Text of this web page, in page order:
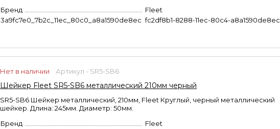
Бренд
Fleet
3a9fc7e0_7b2c_11ec_80c0_a8a1590de8ec fc2df8b1-8288-11ec-80c4-a8a1590de8ec
Нет в наличии Артикул - SR5-SB6
Шейкер Fleet SR5-SB6 металлический 210мм черный
SR5-SB6 Шейкер металлический, 210мм, Fleet Круглый, черный металлический
шейкер. Длина: 245мм. Диаметр: 50мм.
Бренд
Fleet